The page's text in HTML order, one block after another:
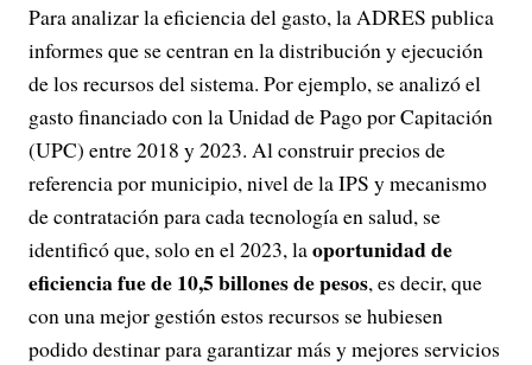
Para analizar la eficiencia del gasto, la ADRES publica
informes que se centran en la distribución y ejecución
de los recursos del sistema. Por ejemplo, se analizó el
gasto financiado con la Unidad de Pago por Capitación
(UPC) entre 2018 y 2023. Al construir precios de
referencia por municipio, nivel de la IPS y mecanismo
de contratación para cada tecnología en salud, se
identificó que, solo en el 2023, laoportunidad de
eficiencia fue de 10,5 billones de pesos, es decir, que
con una mejor gestión estos recursos se hubiesen
podido destinar para garantizar más y mejores servicios